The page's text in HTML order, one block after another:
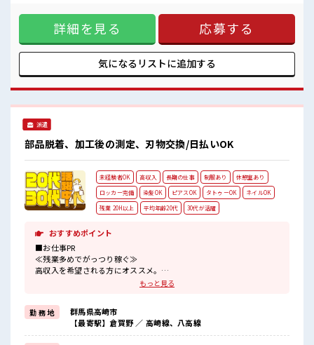
あるので、 毎日の服装の悩み解消♪ ≪未経験OKの仕事≫ 新
しいことにチャレンジするのは不安だけど、 しっかり働く環
境が整っています！ イチからスキルUP・ステップUP目指し
ていきましょう！ ≪自分に合った期間で働ける≫ 福利厚生が
整った派遣のお仕事です！ ■職場の雰囲気 『少人数』だから
コミュニケーションも取りやすい？ 派手すぎなければ多少の
躍中の職場≫
詳細を見る 応募する
気になるリストに追加する
派遣
部品脱着、加工後の測定、刃物交換/日払いOK
未経験者OK 高収入 長期の仕事 制服あり
休憩室あり
ロッカー完備
染髪OK ピアスOK タトゥーOK
ネイルOK
残業 20H以上
平均年齢20代 30代が活躍
おすすめポイント
■お仕事PR
≪残業多めでがっつり稼ぐ≫
高収入を希望される方にオススメ。
残業は月20時間以上あります♪
派手過ぎなければ髪型や髪色自由♪
(規定有)制服があると毎日の服選びに悩まずOK♪
≪未経験でも活躍できる≫
新しいことにチャレンジするのは不安だけど、
もっと見る
勤 務 地
群馬県高崎市
【最寄駅】倉賀野 ／ 高崎線、八高線